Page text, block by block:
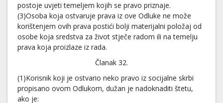
postoje uvjeti temeljem kojih se pravo priznaje.
(3)Osoba koja ostvaruje prava iz ove Odluke ne može
korištenjem ovih prava postići bolji materijalni položaj od
osobe koja sredstva za život stječe radom ili na temelju
prava koja proizlaze iz rada.
Članak 32.
(1)Korisnik koji je ostvario neko pravo iz socijalne skrbi
propisano ovom Odlukom, dužan je nadoknaditi štetu,
ako je: